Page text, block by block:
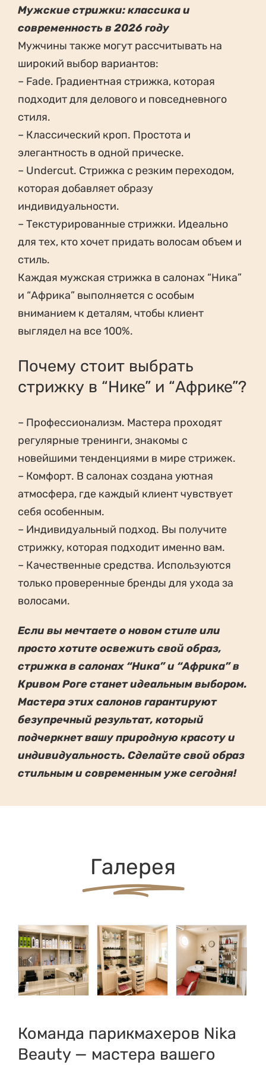
Мужские стрижки: классика и
современность в 2026 году
Мужчины также могут рассчитывать на
широкий выбор вариантов:
– Fade. Градиентная стрижка, которая
подходит для делового и повседневного
стиля.
– Классический кроп. Простота и
элегантность в одной прическе.
– Undercut. Стрижка с резким переходом,
которая добавляет образу
индивидуальности.
– Текстурированные стрижки. Идеально
для тех, кто хочет придать волосам объем и
стиль.
Каждая мужская стрижка в салонах “Ника”
и “Африка” выполняется с особым
вниманием к деталям, чтобы клиент
выглядел на все 100%.
Почему стоит выбрать
стрижку в “Нике” и “Африке”?
– Профессионализм. Мастера проходят
регулярные тренинги, знакомы с
новейшими тенденциями в мире стрижек.
– Комфорт. В салонах создана уютная
атмосфера, где каждый клиент чувствует
себя особенным.
– Индивидуальный подход. Вы получите
стрижку, которая подходит именно вам.
– Качественные средства. Используются
только проверенные бренды для ухода за
волосами.
Если вы мечтаете о новом стиле или
просто хотите освежить свой образ,
стрижка в салонах “Ника” и “Африка” в
Кривом Роге станет идеальным выбором.
Мастера этих салонов гарантируют
безупречный результат, который
подчеркнет вашу природную красоту и
индивидуальность. Сделайте свой образ
стильным и современным уже сегодня!
Галерея
Команда парикмахеров Nika
Beauty — мастера вашего